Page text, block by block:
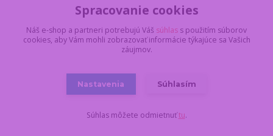
Spracovanie cookies
Náš e-shop a partneri potrebujú Váš súhlas s použitím súborov
cookies, aby Vám mohli zobrazovať informácie týkajúce sa Vašich
záujmov.
Nastavenia Súhlasím
Súhlas môžete odmietnuťtu.